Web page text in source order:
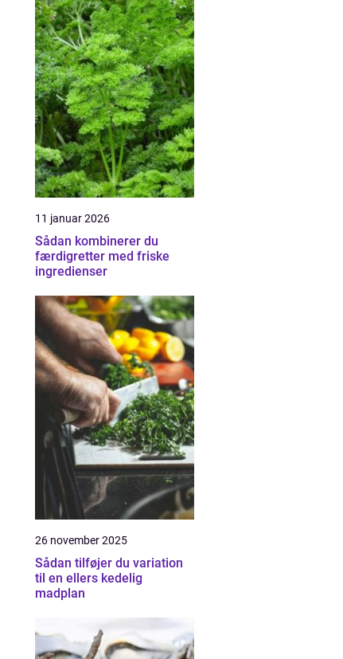
11 januar 2026
Sådan kombinerer du
færdigretter med friske
ingredienser
26 november 2025
Sådan tilføjer du variation
til en ellers kedelig
madplan